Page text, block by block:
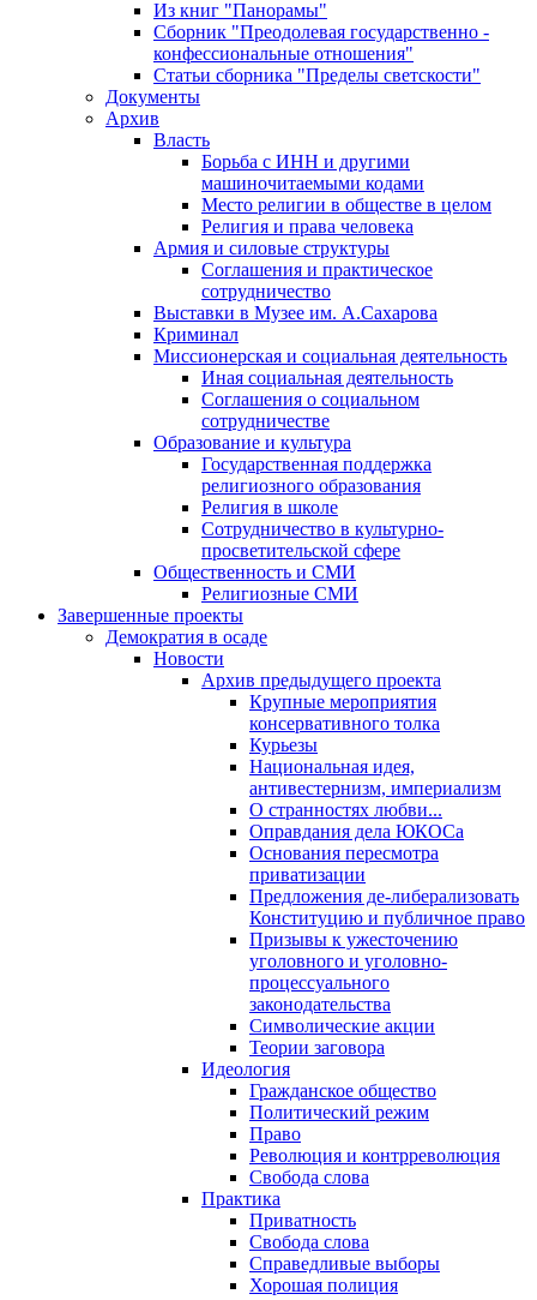
Из книг "Панорамы"
Сборник "Преодолевая государственно -
конфессиональные отношения"
Статьи сборника "Пределы светскости"
Документы
Архив
Власть
Борьба с ИНН и другими
машиночитаемыми кодами
Место религии в обществе в целом
Религия и права человека
Армия и силовые структуры
Соглашения и практическое
сотрудничество
Выставки в Музее им. А.Сахарова
Криминал
Миссионерская и социальная деятельность
Иная социальная деятельность
Соглашения о социальном
сотрудничестве
Образование и культура
Государственная поддержка
религиозного образования
Религия в школе
Сотрудничество в культурно-
просветительской сфере
Общественность и СМИ
Религиозные СМИ
Завершенные проекты
Демократия в осаде
Новости
Архив предыдущего проекта
Крупные мероприятия
консервативного толка
Курьезы
Национальная идея,
антивестернизм, империализм
О странностях любви...
Оправдания дела ЮКОСа
Основания пересмотра
приватизации
Предложения де-либерализовать
Конституцию и публичное право
Призывы к ужесточению
уголовного и уголовно-
процессуального
законодательства
Символические акции
Теории заговора
Идеология
Гражданское общество
Политический режим
Право
Революция и контрреволюция
Свобода слова
Практика
Приватность
Свобода слова
Справедливые выборы
Хорошая полиция